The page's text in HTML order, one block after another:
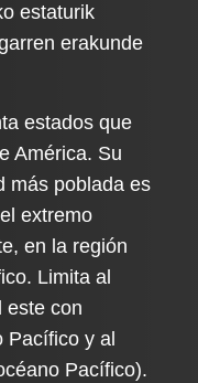
estaturik
erakunde
estados que
América. Su
más poblada es
extremo
en la región
Limita al
este con
Pacífico y al
Pacífico).